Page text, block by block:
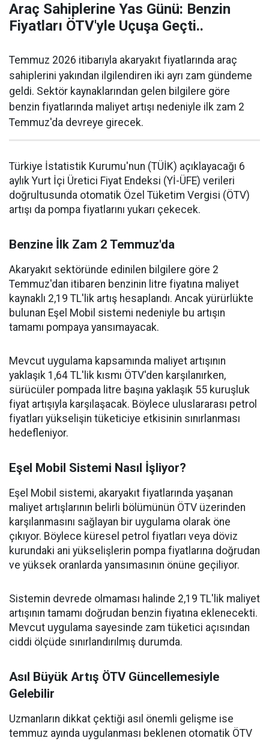
Araç Sahiplerine Yas Günü: Benzin
Fiyatları ÖTV'yle Uçuşa Geçti..
Temmuz 2026 itibarıyla akaryakıt fiyatlarında araç
sahiplerini yakından ilgilendiren iki ayrı zam gündeme
geldi. Sektör kaynaklarından gelen bilgilere göre
benzin fiyatlarında maliyet artışı nedeniyle ilk zam 2
Temmuz'da devreye girecek.
Türkiye İstatistik Kurumu'nun (TÜİK) açıklayacağı 6
aylık Yurt İçi Üretici Fiyat Endeksi (Yİ-ÜFE) verileri
doğrultusunda otomatik Özel Tüketim Vergisi (ÖTV)
artışı da pompa fiyatlarını yukarı çekecek.
Benzine İlk Zam 2 Temmuz'da
Akaryakıt sektöründe edinilen bilgilere göre 2
Temmuz'dan itibaren benzinin litre fiyatına maliyet
kaynaklı 2,19 TL'lik artış hesaplandı. Ancak yürürlükte
bulunan Eşel Mobil sistemi nedeniyle bu artışın
tamamı pompaya yansımayacak.
Mevcut uygulama kapsamında maliyet artışının
yaklaşık 1,64 TL'lik kısmı ÖTV'den karşılanırken,
sürücüler pompada litre başına yaklaşık 55 kuruşluk
fiyat artışıyla karşılaşacak. Böylece uluslararası petrol
fiyatları yükselişin tüketiciye etkisinin sınırlanması
hedefleniyor.
Eşel Mobil Sistemi Nasıl İşliyor?
Eşel Mobil sistemi, akaryakıt fiyatlarında yaşanan
maliyet artışlarının belirli bölümünün ÖTV üzerinden
karşılanmasını sağlayan bir uygulama olarak öne
çıkıyor. Böylece küresel petrol fiyatları veya döviz
kurundaki ani yükselişlerin pompa fiyatlarına doğrudan
ve yüksek oranlarda yansımasının önüne geçiliyor.
Sistemin devrede olmaması halinde 2,19 TL'lik maliyet
artışının tamamı doğrudan benzin fiyatına eklenecekti.
Mevcut uygulama sayesinde zam tüketici açısından
ciddi ölçüde sınırlandırılmış durumda.
Asıl Büyük Artış ÖTV Güncellemesiyle
Gelebilir
Uzmanların dikkat çektiği asıl önemli gelişme ise
temmuz ayında uygulanması beklenen otomatik ÖTV